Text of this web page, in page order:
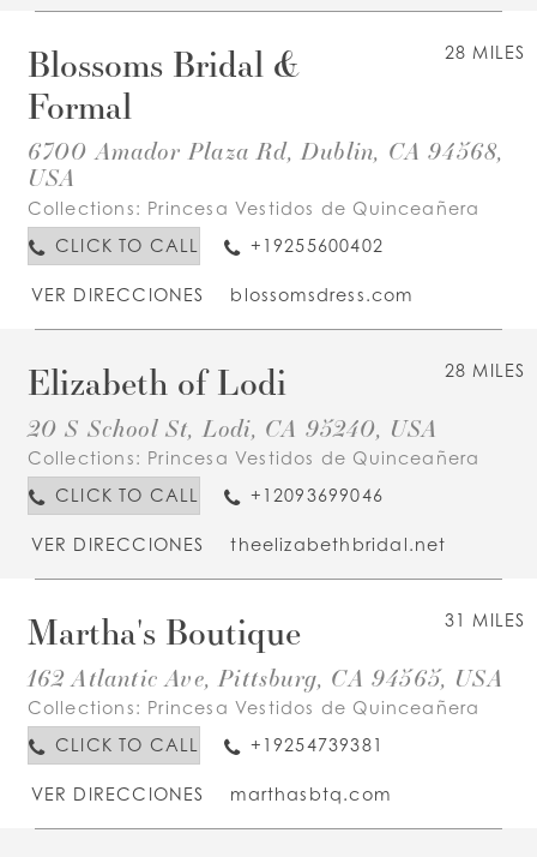
28 MILES
Blossoms Bridal &
Formal
6700 Amador Plaza Rd, Dublin, CA 94568,
USA
Collections: Princesa Vestidos de Quinceañera
CLICK TO CALL
+19255600402
VER DIRECCIONES blossomsdress.com
28 MILES
Elizabeth of Lodi
20 S School St, Lodi, CA 95240, USA
Collections: Princesa Vestidos de Quinceañera
CLICK TO CALL
+12093699046
VER DIRECCIONES theelizabethbridal.net
31 MILES
Martha's Boutique
162 Atlantic Ave, Pittsburg, CA 94565, USA
Collections: Princesa Vestidos de Quinceañera
CLICK TO CALL
+19254739381
VER DIRECCIONES marthasbtq.com